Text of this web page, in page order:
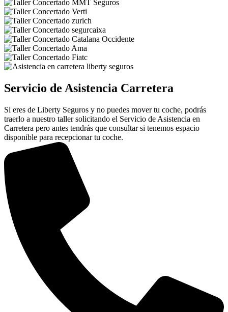
Servicio de Asistencia Carretera
Si eres de Liberty Seguros y no puedes mover tu coche, podrás
traerlo a nuestro taller solicitando el Servicio de Asistencia en
Carretera pero antes tendrás que consultar si tenemos espacio
disponible para recepcionar tu coche.